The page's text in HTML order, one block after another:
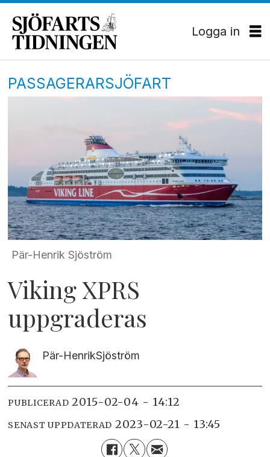
Logga in
PASSAGERARSJÖFART
Pär-Henrik Sjöström
Viking XPRS
uppgraderas
Pär-HenrikSjöström
PUBLICERAD 2015-02-04 - 14:12
SENAST UPPDATERAD 2023-02-21 - 13:45